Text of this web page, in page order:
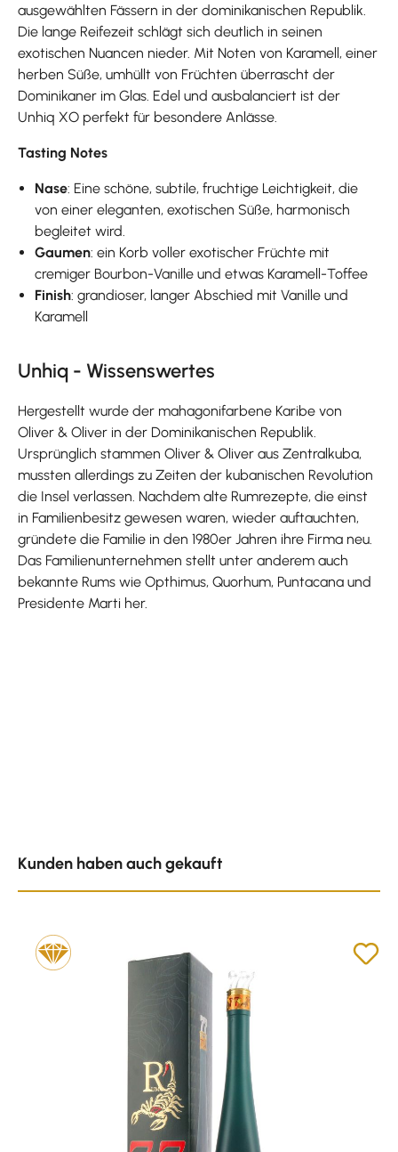
ausgewählten Fässern in der dominikanischen Republik.
Die lange Reifezeit schlägt sich deutlich in seinen
exotischen Nuancen nieder. Mit Noten von Karamell, einer
herben Süße, umhüllt von Früchten überrascht der
Dominikaner im Glas. Edel und ausbalanciert ist der
Unhiq XO perfekt für besondere Anlässe.
Tasting Notes
Nase: Eine schöne, subtile, fruchtige Leichtigkeit, die
von einer eleganten, exotischen Süße, harmonisch
begleitet wird.
Gaumen: ein Korb voller exotischer Früchte mit
cremiger Bourbon-Vanille und etwas Karamell-Toffee
Finish: grandioser, langer Abschied mit Vanille und
Karamell
Unhiq - Wissenswertes
Hergestellt wurde der mahagonifarbene Karibe von
Oliver & Oliver in der Dominikanischen Republik.
Ursprünglich stammen Oliver & Oliver aus Zentralkuba,
mussten allerdings zu Zeiten der kubanischen Revolution
die Insel verlassen. Nachdem alte Rumrezepte, die einst
in Familienbesitz gewesen waren, wieder auftauchten,
gründete die Familie in den 1980er Jahren ihre Firma neu.
Das Familienunternehmen stellt unter anderem auch
bekannte Rums wie Opthimus, Quorhum, Puntacana und
Presidente Marti her.
Kunden haben auch gekauft